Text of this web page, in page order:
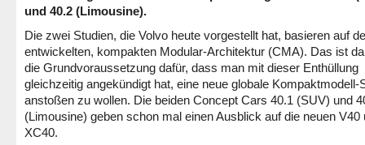
und 40.2 (Limousine).
Die zwei Studien, die Volvo heute vorgestellt hat, basieren auf
entwickelten, kompakten Modular-Architektur (CMA). Das ist
die Grundvoraussetzung dafür, dass man mit dieser Enthüllung
gleichzeitig angekündigt hat, eine neue globale Kompaktmodell-
anstoßen zu wollen. Die beiden Concept Cars 40.1 (SUV) und
(Limousine) geben schon mal einen Ausblick auf die neuen V40
XC40.